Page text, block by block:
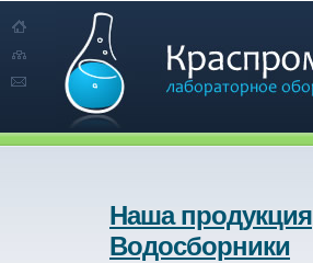
Наша продукция
Водосборники